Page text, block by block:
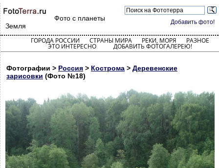
Добавить фото!
Фото с планеты
Земля
ГОРОДА РОССИИ СТРАНЫ МИРА РЕКИ, МОРЯ РАЗНОЕ
ЭТО ИНТЕРЕСНО ДОБАВИТЬ ФОТОГАЛЕРЕЮ!
Фотографии > Россия > Кострома > Деревенские
зарисовки (Фото №18)